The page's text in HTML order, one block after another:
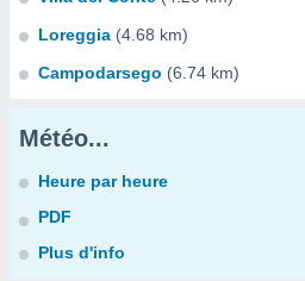
Loreggia (4.68 km)
Campodarsego (6.74 km)
Météo...
Heure par heure
PDF
Plus d'info